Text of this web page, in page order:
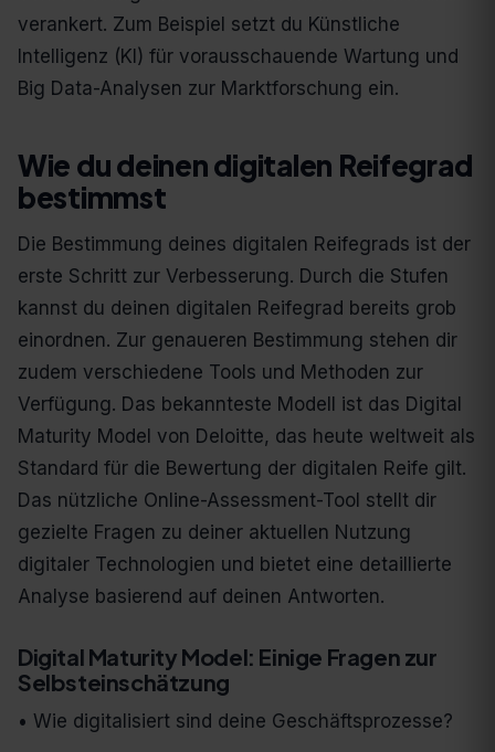
verankert. Zum Beispiel setzt du Künstliche
Intelligenz (KI) für vorausschauende Wartung und
Big Data-Analysen zur Marktforschung ein.
Wie du deinen digitalen Reifegrad
bestimmst
Die Bestimmung deines digitalen Reifegrads ist der
erste Schritt zur Verbesserung. Durch die Stufen
kannst du deinen digitalen Reifegrad bereits grob
einordnen. Zur genaueren Bestimmung stehen dir
zudem verschiedene Tools und Methoden zur
Verfügung. Das bekannteste Modell ist das Digital
Maturity Model von Deloitte, das heute weltweit als
Standard für die Bewertung der digitalen Reife gilt.
Das nützliche Online-Assessment-Tool stellt dir
gezielte Fragen zu deiner aktuellen Nutzung
digitaler Technologien und bietet eine detaillierte
Analyse basierend auf deinen Antworten.
Digital Maturity Model: Einige Fragen zur
Selbsteinschätzung
• Wie digitalisiert sind deine Geschäftsprozesse?